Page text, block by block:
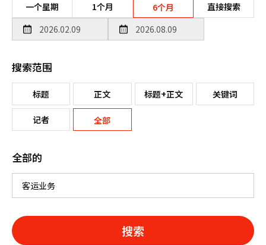
一个星期 1个月 6个月 直接搜索
搜索范围
标题 正文 标题+正文 关键词
记者 全部
全部的
搜索